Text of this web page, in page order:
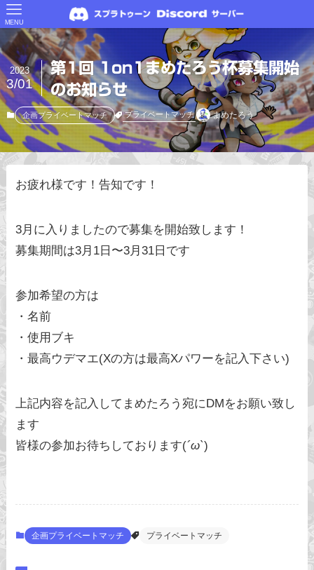
MENU
第1回 1on1まめたろう杯募集開始
のお知らせ
2023
3/01
企画プライベートマッチ プライベートマッチ まめたろう
お疲れ様です！告知です！
3月に入りましたので募集を開始致します！
募集期間は3月1日〜3月31日です
参加希望の方は
・名前
・使用ブキ
・最高ウデマエ(Xの方は最高Xパワーを記入下さい)
上記内容を記入してまめたろう宛にDMをお願い致し
ます
皆様の参加お待ちしております(´ω`)
企画プライベートマッチ プライベートマッチ